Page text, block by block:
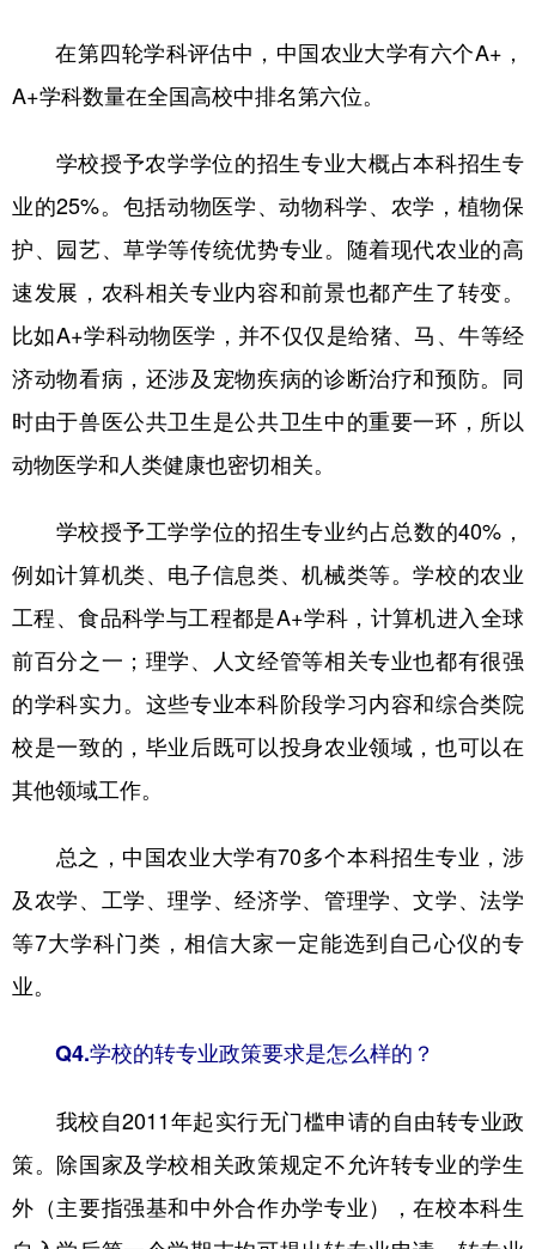
在第四轮学科评估中，中国农业大学有六个A+，
A+学科数量在全国高校中排名第六位。
学校授予农学学位的招生专业大概占本科招生专
业的25%。包括动物医学、动物科学、农学，植物保
护、园艺、草学等传统优势专业。随着现代农业的高
速发展，农科相关专业内容和前景也都产生了转变。
比如A+学科动物医学，并不仅仅是给猪、马、牛等经
济动物看病，还涉及宠物疾病的诊断治疗和预防。同
时由于兽医公共卫生是公共卫生中的重要一环，所以
动物医学和人类健康也密切相关。
学校授予工学学位的招生专业约占总数的40%，
例如计算机类、电子信息类、机械类等。学校的农业
工程、食品科学与工程都是A+学科，计算机进入全球
前百分之一；理学、人文经管等相关专业也都有很强
的学科实力。这些专业本科阶段学习内容和综合类院
校是一致的，毕业后既可以投身农业领域，也可以在
其他领域工作。
总之，中国农业大学有70多个本科招生专业，涉
及农学、工学、理学、经济学、管理学、文学、法学
等7大学科门类，相信大家一定能选到自己心仪的专
业。
Q4.学校的转专业政策要求是怎么样的？
我校自2011年起实行无门槛申请的自由转专业政
策。除国家及学校相关政策规定不允许转专业的学生
外（主要指强基和中外合作办学专业），在校本科生